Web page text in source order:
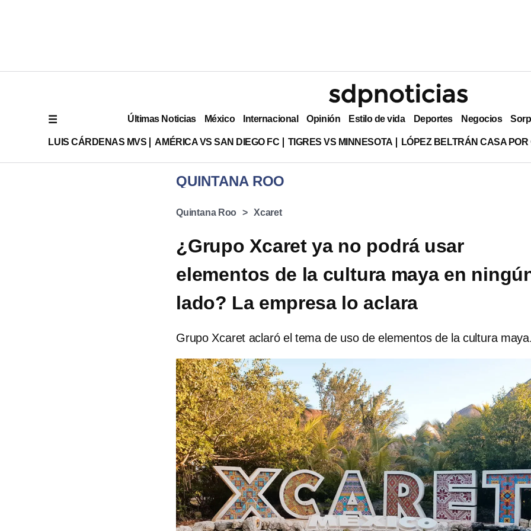
Últimas Noticias México Internacional Opinión Estilo de vida Deportes Negocios
LUIS CÁRDENAS MVS AMÉRICA VS SAN DIEGO FC TIGRES VS MINNESOTA LÓPEZ BELTRÁN CASA
QUINTANA ROO
Quintana Roo Xcaret
¿Grupo Xcaret ya no podrá usar
elementos de la cultura maya en
lado? La empresa lo aclara
Grupo Xcaret aclaró el tema de uso de elementos de la cultura